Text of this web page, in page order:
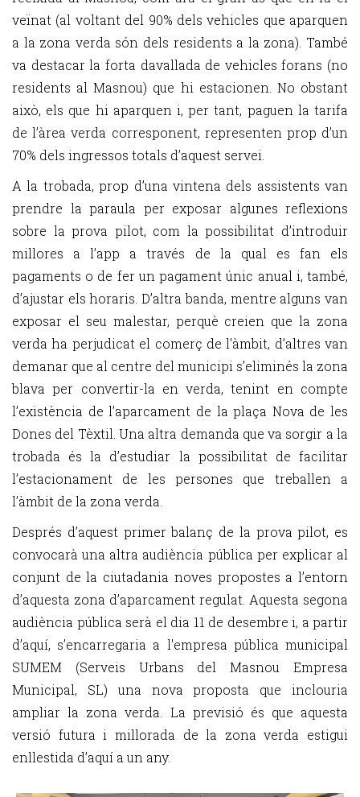
veïnat (al voltant del 90% dels vehicles que aparquen
a la zona verda són dels residents a la zona). També
va destacar la forta davallada de vehicles forans (no
residents al Masnou) que hi estacionen. No obstant
això, els que hi aparquen i, per tant, paguen la tarifa
de l’àrea verda corresponent, representen prop d’un
70% dels ingressos totals d’aquest servei.
A la trobada, prop d’una vintena dels assistents van
prendre la paraula per exposar algunes reflexions
sobre la prova pilot, com la possibilitat d’introduir
millores a l’app a través de la qual es fan els
pagaments o de fer un pagament únic anual i, també,
d’ajustar els horaris. D’altra banda, mentre alguns van
exposar el seu malestar, perquè creien que la zona
verda ha perjudicat el comerç de l'àmbit, d’altres van
demanar que al centre del municipi s’eliminés la zona
blava per convertir-la en verda, tenint en compte
l’existència de l’aparcament de la plaça Nova de les
Dones del Tèxtil. Una altra demanda que va sorgir a la
trobada és la d’estudiar la possibilitat de facilitar
l’estacionament de les persones que treballen a
l’àmbit de la zona verda.
Després d’aquest primer balanç de la prova pilot, es
convocarà una altra audiència pública per explicar al
conjunt de la ciutadania noves propostes a l’entorn
d’aquesta zona d’aparcament regulat. Aquesta segona
audiència pública serà el dia 11 de desembre i, a partir
d’aquí, s’encarregaria a l'empresa pública municipal
SUMEM (Serveis Urbans del Masnou Empresa
Municipal, SL) una nova proposta que inclouria
ampliar la zona verda. La previsió és que aquesta
versió futura i millorada de la zona verda estigui
enllestida d’aquí a un any.